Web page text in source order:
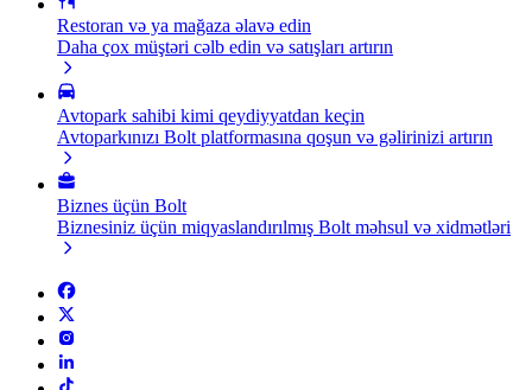
Restoran və ya mağaza əlavə edin
Daha çox müştəri cəlb edin və satışları artırın
Avtopark sahibi kimi qeydiyyatdan keçin
Avtoparkınızı Bolt platformasına qoşun və gəlirinizi artırın
Biznes üçün Bolt
Biznesiniz üçün miqyaslandırılmış Bolt məhsul və xidmətləri